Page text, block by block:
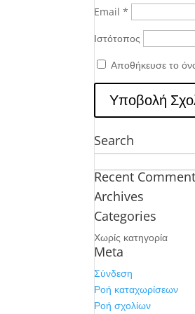
Email*
Ιστότοπος
Αποθήκευσε το
Search
για:
Recent
Archives
Categories
Χωρίς κατηγορία
Meta
Σύνδεση
Ροή καταχωρίσεων
Ροή σχολίων